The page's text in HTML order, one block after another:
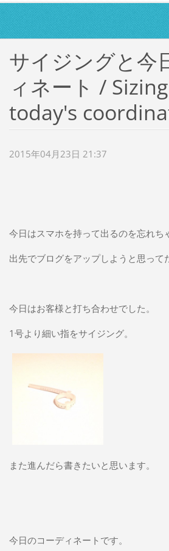
サイジングと今
ィネート /
today's
2015年04月23日 21:37
今日はスマホを持って出るのを忘れち
出先でブログをアップしようと思って
今日はお客様と打ち合わせでした。
1号より細い指をサイジング。
また進んだら書きたいと思います。
今日のコーディネートです。